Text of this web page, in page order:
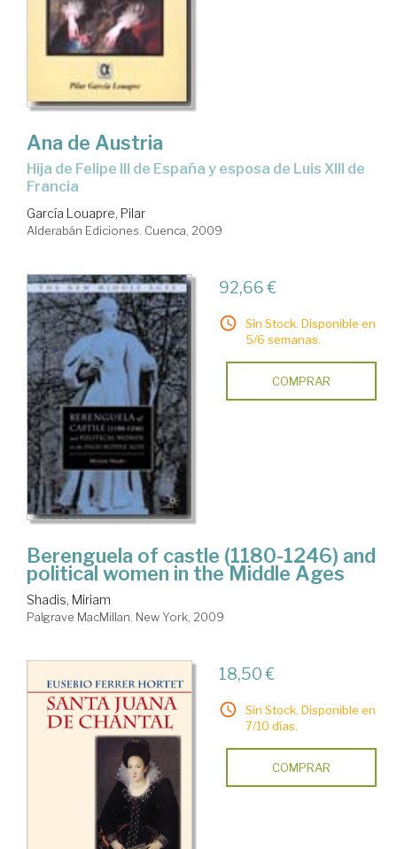
Ana de Austria
hija de Felipe III de España y esposa de Luis XIII de
Francia
García Louapre, Pilar
Alderabán Ediciones. Cuenca, 2009
92,66 €
Sin Stock. Disponible en
5/6 semanas.
COMPRAR
Berenguela of castle (1180-1246) and
political women in the Middle Ages
Shadis, Miriam
Palgrave MacMillan. New York, 2009
18,50 €
Sin Stock. Disponible en
7/10 días.
COMPRAR